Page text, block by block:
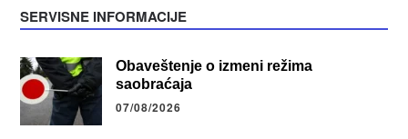
SERVISNE INFORMACIJE
Obaveštenje o izmeni režima
saobraćaja
07/08/2026